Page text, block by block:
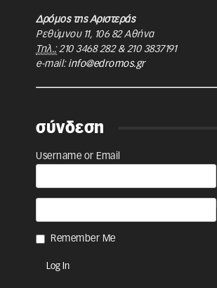
Δρόμος της Αριστεράς
Ρεθύμνου 11, 106 82 Αθήνα
Τηλ.: 210 3468 282& 210 3837191
e-mail: info@edromos.gr
σύνδεση
Username or Email
Remember Me